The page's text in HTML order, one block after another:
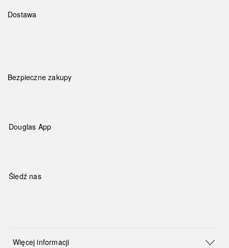
Dostawa
Bezpieczne zakupy
Douglas App
Śledź nas
Więcej informacji